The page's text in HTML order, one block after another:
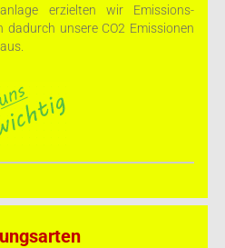
erzielten wir Emissions-
dadurch unsere CO2 Emissionen